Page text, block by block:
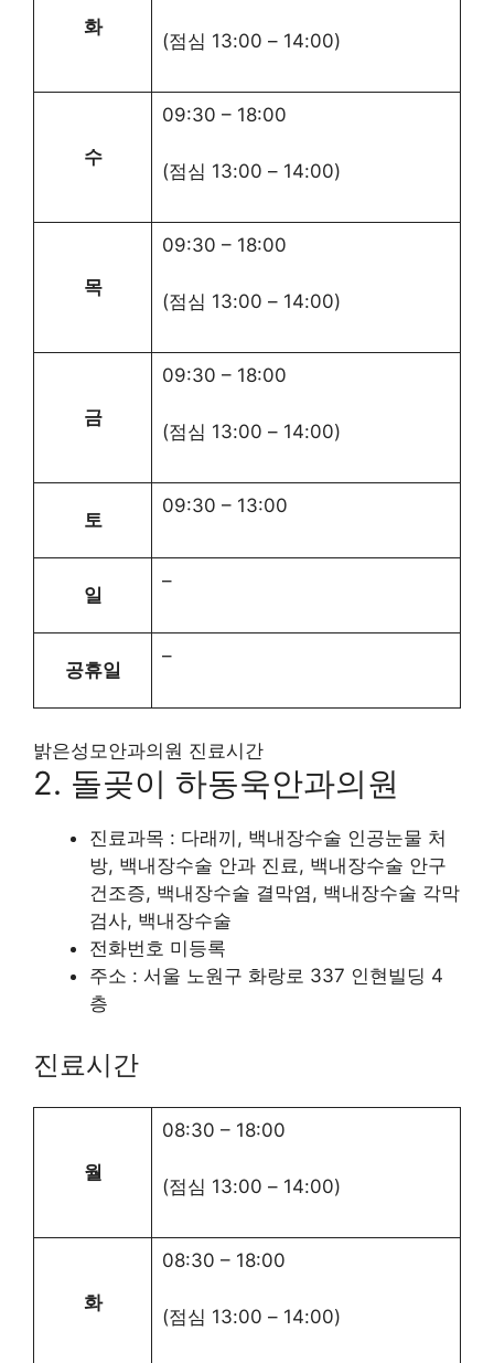
화
(점심 13:00 – 14:00)
수
09:30 – 18:00
(점심 13:00 – 14:00)
목
09:30 – 18:00
(점심 13:00 – 14:00)
금
09:30 – 18:00
(점심 13:00 – 14:00)
토
09:30 – 13:00
일
–
공휴일
–
밝은성모안과의원 진료시간
2. 돌곶이 하동욱안과의원
진료과목 : 다래끼, 백내장수술 인공눈물 처
방, 백내장수술 안과 진료, 백내장수술 안구
건조증, 백내장수술 결막염, 백내장수술 각막
검사, 백내장수술
전화번호 미등록
주소 : 서울 노원구 화랑로 337 인현빌딩 4
층
진료시간
월
08:30 – 18:00
(점심 13:00 – 14:00)
화
08:30 – 18:00
(점심 13:00 – 14:00)